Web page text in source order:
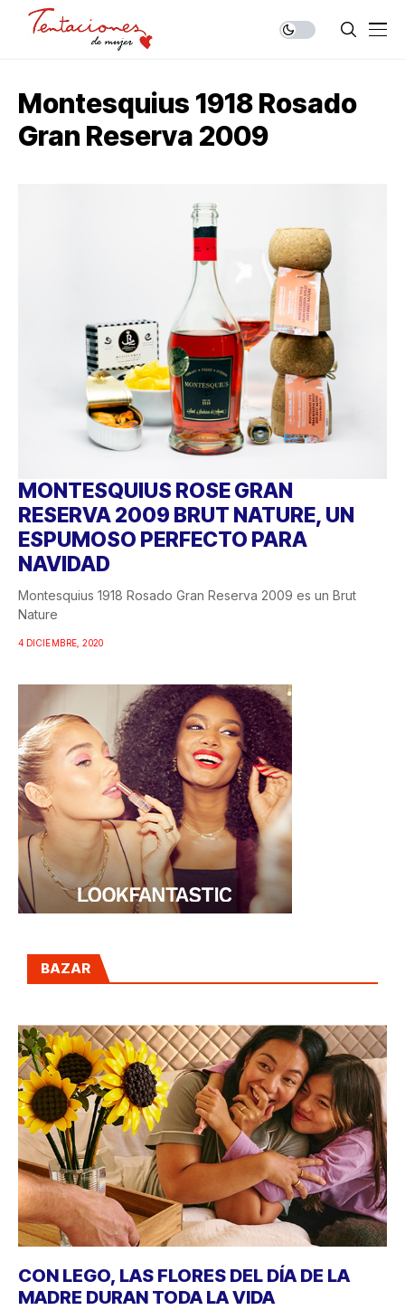
Montesquius 1918 Rosado
Gran Reserva 2009
MONTESQUIUS ROSE GRAN
RESERVA 2009 BRUT NATURE, UN
ESPUMOSO PERFECTO PARA
NAVIDAD
Montesquius 1918 Rosado Gran Reserva 2009 es un Brut
Nature
4 DICIEMBRE, 2020
BAZAR
CON LEGO, LAS FLORES DEL DÍA DE LA
MADRE DURAN TODA LA VIDA